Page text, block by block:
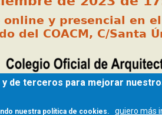
de terceros para mejorar
nuestra política de cookies. quiero más